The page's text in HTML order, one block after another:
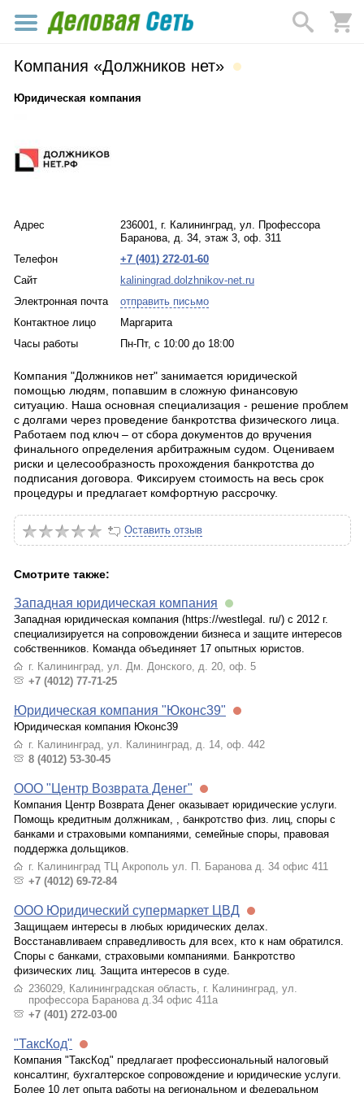
Компания «Должников нет»
Юридическая компания
Адрес
236001, г. Калининград, ул. Профессора
Баранова, д. 34, этаж 3, оф. 311
Телефон
+7 (401) 272-01-60
Сайт
kaliningrad.dolzhnikov-net.ru
Электронная почта
отправить письмо
Контактное лицо
Маргарита
Часы работы
Пн-Пт, с 10:00 до 18:00
Компания "Должников нет" занимается юридической
помощью людям, попавшим в сложную финансовую
ситуацию. Наша основная специализация - решение проблем
с долгами через проведение банкротства физического лица.
Работаем под ключ – от сбора документов до вручения
финального определения арбитражным судом. Оцениваем
риски и целесообразность прохождения банкротства до
подписания договора. Фиксируем стоимость на весь срок
процедуры и предлагает комфортную рассрочку.
Оставить отзыв
Смотрите также:
Западная юридическая компания
Западная юридическая компания (https://westlegal. ru/) с 2012 г.
специализируется на сопровождении бизнеса и защите интересов
собственников. Команда объединяет 17 опытных юристов.
г. Калининград, ул. Дм. Донского, д. 20, оф. 5
+7 (4012) 77-71-25
Юридическая компания "Юконс39"
Юридическая компания Юконс39
г. Калининград, ул. Калининград, д. 14, оф. 442
8 (4012) 53-30-45
ООО "Центр Возврата Денег"
Компания Центр Возврата Денег оказывает юридические услуги.
Помощь кредитным должникам, , банкротство физ. лиц, споры с
банками и страховыми компаниями, семейные споры, правовая
поддержка дольщиков.
г. Калининград ТЦ Акрополь ул. П. Баранова д. 34 офис 411
+7 (4012) 69-72-84
ООО Юридический супермаркет ЦВД
Защищаем интересы в любых юридических делах.
Восстанавливаем справедливость для всех, кто к нам обратился.
Споры с банками, страховыми компаниями. Банкротство
физических лиц. Защита интересов в суде.
236029, Калининградская область, г. Калининград, ул.
профессора Баранова д.34 офис 411а
+7 (401) 272-03-00
"ТаксКод"
Компания "ТаксКод" предлагает профессиональный налоговый
консалтинг, бухгалтерское сопровождение и юридические услуги.
Более 10 лет опыта работы на региональном и федеральном